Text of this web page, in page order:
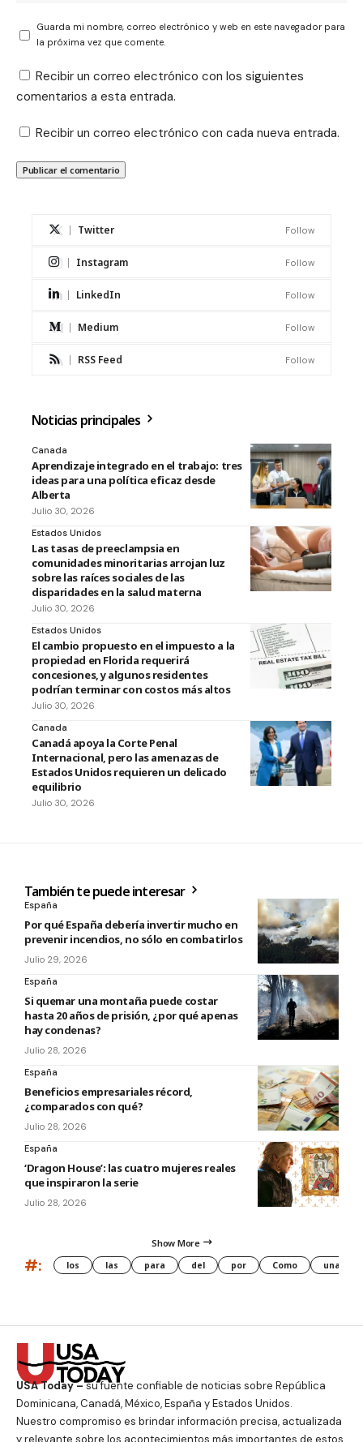
Guarda mi nombre, correo electrónico y web en este navegador para
la próxima vez que comente.
Recibir un correo electrónico con los siguientes
comentarios a esta entrada.
Recibir un correo electrónico con cada nueva entrada.
Twitter Follow
Instagram Follow
LinkedIn Follow
Medium Follow
RSS Feed Follow
Noticias principales
Canada
Aprendizaje integrado en el trabajo: tres
ideas para una política eficaz desde
Alberta
Julio 30, 2026
Estados Unidos
Las tasas de preeclampsia en
comunidades minoritarias arrojan luz
sobre las raíces sociales de las
disparidades en la salud materna
Julio 30, 2026
Estados Unidos
El cambio propuesto en el impuesto a la
propiedad en Florida requerirá
concesiones, y algunos residentes
podrían terminar con costos más altos
Julio 30, 2026
Canada
Canadá apoya la Corte Penal
Internacional, pero las amenazas de
Estados Unidos requieren un delicado
equilibrio
Julio 30, 2026
También te puede interesar
España
Por qué España debería invertir mucho en
prevenir incendios, no sólo en combatirlos
Julio 29, 2026
España
Si quemar una montaña puede costar
hasta 20 años de prisión, ¿por qué apenas
hay condenas?
Julio 28, 2026
España
Beneficios empresariales récord,
¿comparados con qué?
Julio 28, 2026
España
‘Dragon House’: las cuatro mujeres reales
que inspiraron la serie
Julio 28, 2026
Show More
#: los las para del por Como una
USA Today –su fuente confiable de noticias sobre República
Dominicana, Canadá, México, España y Estados Unidos.
Nuestro compromiso es brindar información precisa, actualizada
y relevante sobre los acontecimientos más importantes de estos